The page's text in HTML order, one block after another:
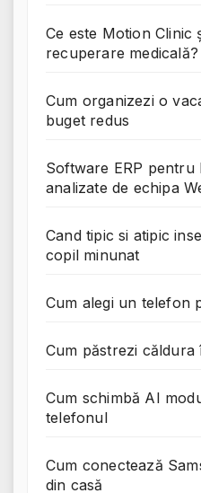
Ce este Motion Clinic
recuperare medicală?
Cum organizezi o
buget redus
Software ERP
analizate de echipa
Cand tipic si atipic
copil minunat
Cum alegi un telefon
Cum păstrezi
Cum schimbă AI
telefonul
Cum conectează
din casă